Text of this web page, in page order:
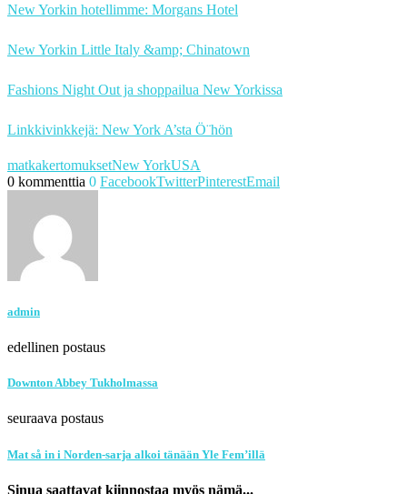
New Yorkin hotellimme: Morgans Hotel
New Yorkin Little Italy &amp; Chinatown
Fashions Night Out ja shoppailua New Yorkissa
Linkkivinkkejä: New York A’sta Ö¨hön
matkakertomuksetNew YorkUSA
0 kommenttia 0 FacebookTwitterPinterestEmail
admin
edellinen postaus
Downton Abbey Tukholmassa
seuraava postaus
Mat så in i Norden-sarja alkoi tänään Yle Fem’illä
Sinua saattavat kiinnostaa myös nämä...